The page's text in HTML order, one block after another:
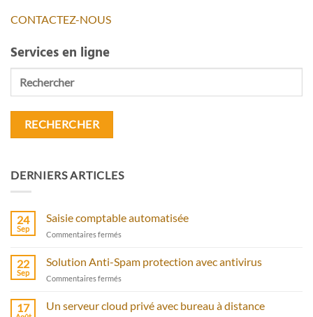
CONTACTEZ-NOUS
Services en ligne
Rechercher
DERNIERS ARTICLES
24
Sep
Saisie comptable automatisée
Commentaires fermés
automatisée
22
Sep
Solution Anti-Spam protection avec antivirus
Commentaires fermés
Anti-
Spam
17 Un serveur cloud privé avec bureau à distance